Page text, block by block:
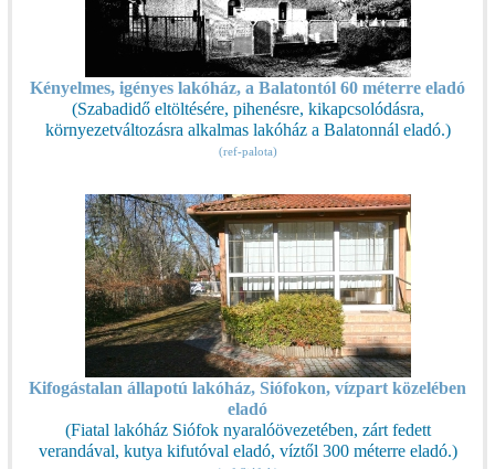
Kényelmes, igényes lakóház, a Balatontól 60 méterre eladó
(Szabadidő eltöltésére, pihenésre, kikapcsolódásra,
környezetváltozásra alkalmas lakóház a Balatonnál eladó.)
(ref-palota)
Kifogástalan állapotú lakóház, Siófokon, vízpart közelében
eladó
(Fiatal lakóház Siófok nyaralóövezetében, zárt fedett
verandával, kutya kifutóval eladó, víztől 300 méterre eladó.)